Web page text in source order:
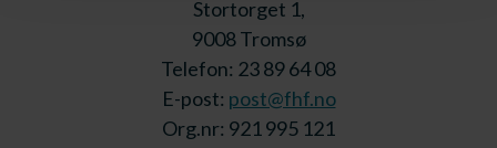
Stortorget 1,
9008 Tromsø
Telefon: 23 89 64 08
E-post: post@fhf.no
Org.nr: 921 995 121